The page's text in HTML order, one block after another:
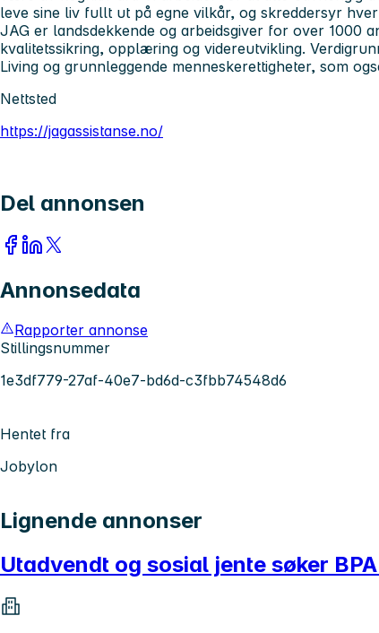
leve sine liv fullt ut på egne vilkår, og skreddersyr
JAG er landsdekkende og arbeidsgiver for over 1000
kvalitetssikring, opplæring og videreutvikling.
Living og grunnleggende menneskerettigheter, som
Nettsted
https://jagassistanse.no/
Del annonsen
Annonsedata
Rapporter annonse
Stillingsnummer
1e3df779-27af-40e7-bd6d-c3fbb74548d6
Hentet fra
Jobylon
Lignende annonser
Utadvendt og sosial jente søker